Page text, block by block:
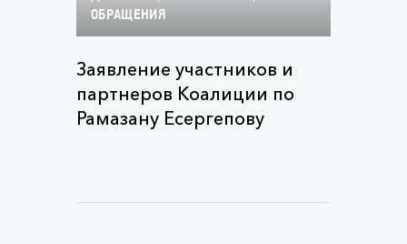
ОБРАЩЕНИЯ
Заявление участников и
партнеров Коалиции по
Рамазану Есергепову